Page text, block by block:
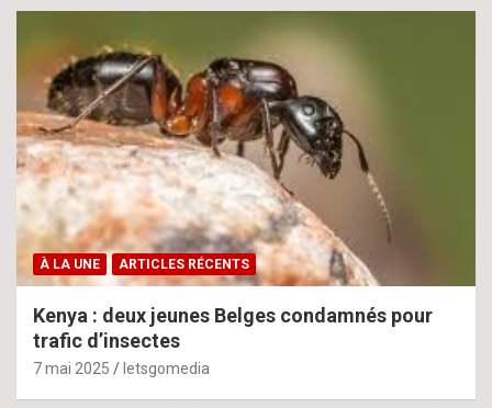
À LA UNE ARTICLES RÉCENTS
Kenya : deux jeunes Belges condamnés pour
trafic d’insectes
7 mai 2025 letsgomedia